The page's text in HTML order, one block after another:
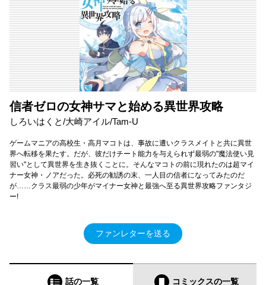
信者ゼロの女神サマと始める異世界攻略
しろいはくと/大崎アイル/Tam-U
ゲームマニアの高校生・高月マコトは、事故に遭いクラスメイトと共に異世
界へ転移を果たす。だが、彼だけチート能力を与えられず最弱の"魔法使い見
習い"として異世界を生き抜くことに。そんなマコトの前に現れたのは超マイ
ナー女神・ノアだった。必死の勧誘の末、一人目の信者になってみたのだ
が……クラス最弱の少年がマイナー女神と最強へ至る異世界攻略ファンタジ
ー!
ファンレターを送る
話の一覧 コミックスの一覧